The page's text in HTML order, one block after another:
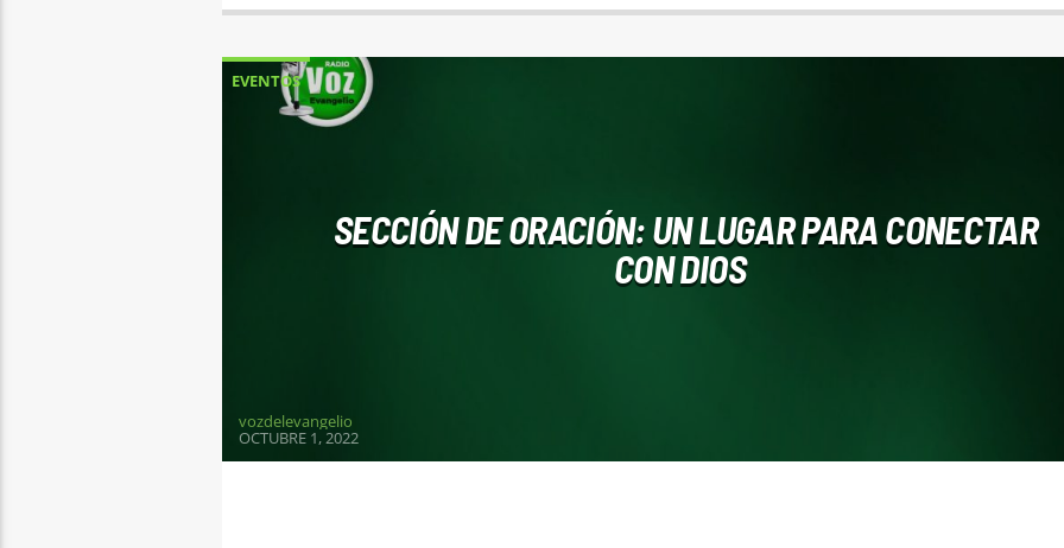
EVENTOS
SECCIÓN DE ORACIÓN: UN LUGAR PARA CONECTAR
CON DIOS
vozdelevangelio
OCTUBRE 1, 2022